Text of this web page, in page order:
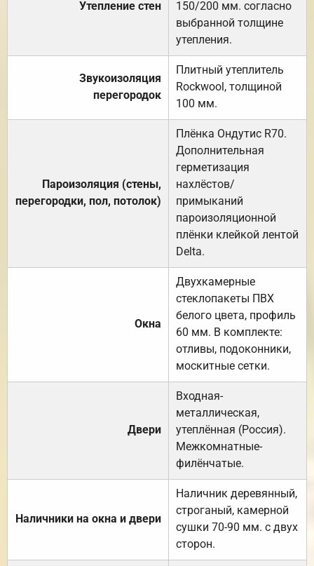
Утепление стен
150/200 мм. согласно
выбранной толщине
утепления.
Звукоизоляция
перегородок
Плитный утеплитель
Rockwool, толщиной
100 мм.
Пароизоляция (стены,
перегородки, пол, потолок)
Плёнка Ондутис R70.
Дополнительная
герметизация
нахлёстов/
примыканий
пароизоляционной
плёнки клейкой лентой
Delta.
Окна
Двухкамерные
стеклопакеты ПВХ
белого цвета, профиль
60 мм. В комплекте:
отливы, подоконники,
москитные сетки.
Двери
Входная-
металлическая,
утеплённая (Россия).
Межкомнатные-
филёнчатые.
Наличники на окна и двери
Наличник деревянный,
строганый, камерной
сушки 70-90 мм. с двух
сторон.